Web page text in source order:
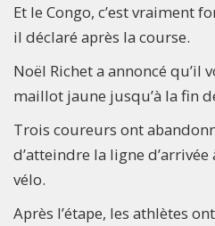
Et le Congo, c’est vraiment
il déclaré après la course.
Noël Richet a annoncé qu’il
maillot jaune jusqu’à la fin
Trois coureurs ont
d’atteindre la ligne d’arrivée
vélo.
Après l’étape, les athlètes